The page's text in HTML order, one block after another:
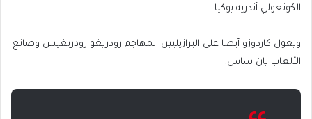
الكونغولي أندريه بوكيا.
ويعول كاردوزو أيضا على البرازيليين المهاجم رودريغو رودريغيس وصانع
الألعاب يان ساس.